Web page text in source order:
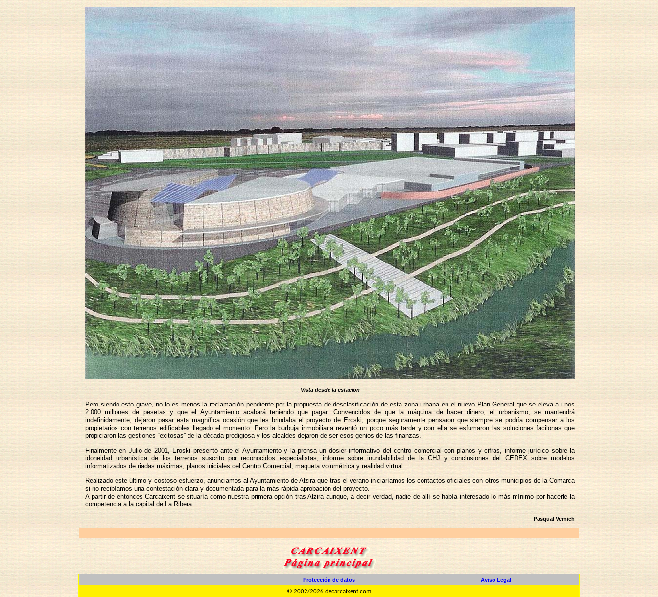
Vista desde la estacion
Pero siendo esto grave, no lo es menos la reclamación pendiente por la propuesta de desclasificación de esta zona urbana en el nuevo Plan General que se eleva a unos
2.000 millones de pesetas y que el Ayuntamiento acabará teniendo que pagar. Convencidos de que la máquina de hacer dinero, el urbanismo, se mantendrá
indefinidamente, dejaron pasar esta magnífica ocasión que les brindaba el proyecto de Eroski, porque seguramente pensaron que siempre se podría compensar a los
propietarios con terrenos edificables llegado el momento. Pero la burbuja inmobiliaria reventó un poco más tarde y con ella se esfumaron las soluciones facilonas que
propiciaron las gestiones “exitosas” de la década prodigiosa y los alcaldes dejaron de ser esos genios de las finanzas.
Finalmente en Julio de 2001, Eroski presentó ante el Ayuntamiento y la prensa un dosier informativo del centro comercial con planos y cifras, informe jurídico sobre la
idoneidad urbanística de los terrenos suscrito por reconocidos especialistas, informe sobre inundabilidad de la CHJ y conclusiones del CEDEX sobre modelos
informatizados de riadas máximas, planos iniciales del Centro Comercial, maqueta volumétrica y realidad virtual.
Realizado este último y costoso esfuerzo, anunciamos al Ayuntamiento de Alzira que tras el verano iniciaríamos los contactos oficiales con otros municipios de la Comarca
si no recibíamos una contestación clara y documentada para la más rápida aprobación del proyecto.
A partir de entonces Carcaixent se situaría como nuestra primera opción tras Alzira aunque, a decir verdad, nadie de allí se había interesado lo más mínimo por hacerle la
competencia a la capital de La Ribera.
Pasqual Vernich
Protección de datos Aviso Legal
© 2002/2026 decarcaixent.com